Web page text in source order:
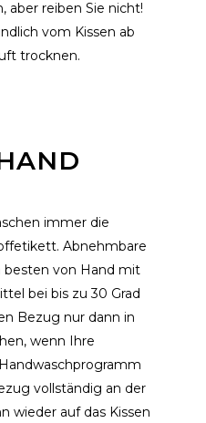
aber reiben Sie nicht!
vom Kissen ab
trocknen.
immer die
Abnehmbare
besten von Hand mit
bei bis zu 30 Grad
Bezug nur dann in
wenn Ihre
vollständig an der
wieder auf das Kissen